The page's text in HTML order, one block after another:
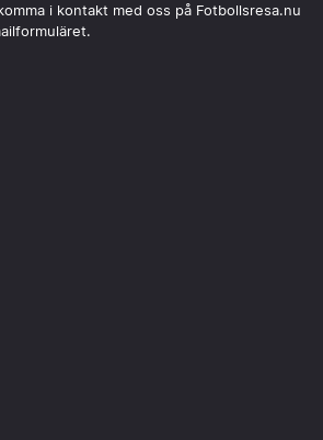
i kontakt med oss på Fotbollsresa.nu